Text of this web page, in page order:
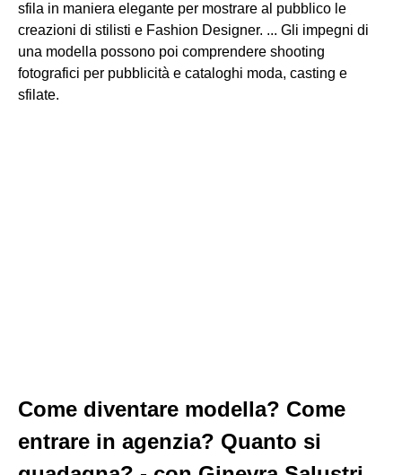
sfila in maniera elegante per mostrare al pubblico le
creazioni di stilisti e Fashion Designer. ... Gli impegni di
una modella possono poi comprendere shooting
fotografici per pubblicità e cataloghi moda, casting e
sfilate.
Come diventare modella? Come
entrare in agenzia? Quanto si